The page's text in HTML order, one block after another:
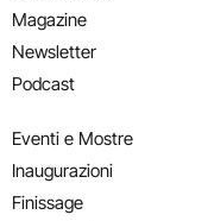
Magazine
Newsletter
Podcast
Eventi e Mostre
Inaugurazioni
Finissage